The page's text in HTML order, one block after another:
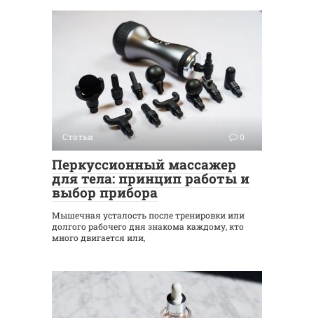
Статьи 0
Перкуссионный массажер
для тела: принцип работы и
выбор прибора
Мышечная усталость после тренировки или
долгого рабочего дня знакома каждому, кто
много двигается или,